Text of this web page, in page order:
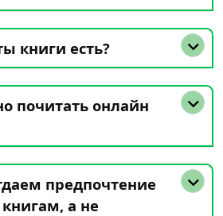
книги есть?
почитать онлайн
предпочтение
а не